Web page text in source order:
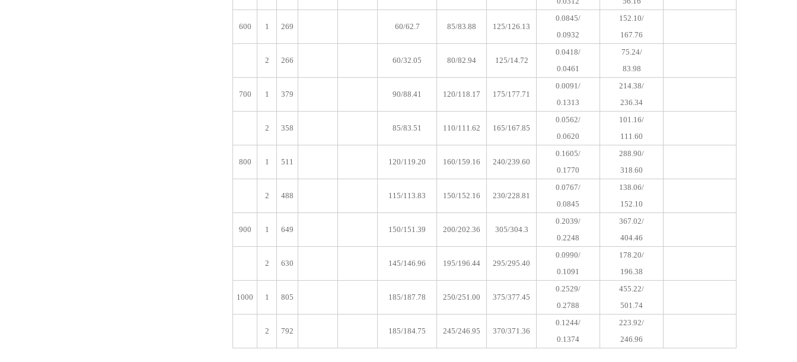
600 1 269 60/62.7 85/83.88 125/126.13
0.0845/
0.0932
152.10/
167.76
2 266 60/32.05 80/82.94 125/14.72
0.0418/
0.0461
75.24/
83.98
700 1 379 90/88.41 120/118.17 175/177.71
0.0091/
0.1313
214.38/
236.34
2 358 85/83.51 110/111.62 165/167.85
0.0562/
0.0620
101.16/
111.60
800 1 511 120/119.20 160/159.16 240/239.60
0.1605/
0.1770
288.90/
318.60
2 488 115/113.83 150/152.16 230/228.81
0.0767/
0.0845
138.06/
152.10
900 1 649 150/151.39 200/202.36 305/304.3
0.2039/
0.2248
367.02/
404.46
2 630 145/146.96 195/196.44 295/295.40
0.0990/
0.1091
178.20/
196.38
1000 1 805 185/187.78 250/251.00 375/377.45
0.2529/
0.2788
455.22/
501.74
2 792 185/184.75 245/246.95 370/371.36
0.1244/
0.1374
223.92/
246.96